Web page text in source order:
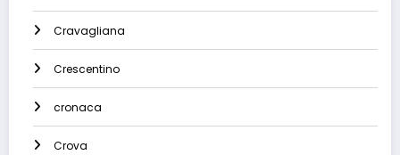
Cravagliana
Crescentino
cronaca
Crova